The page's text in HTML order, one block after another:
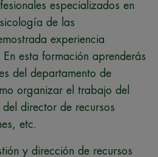
especializados en
de las
experiencia
esta formación aprenderás
del departamento de
organizar el trabajo del
director de recursos
etc.
y dirección de recursos